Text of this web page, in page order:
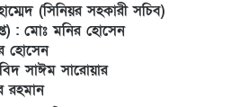
আহ্ম্মদ ওয়াক্ ফ এস্টেট লামকাইন
ব্যবস্থাপনা কমিটি গঠন:
পড়েছেন, সেই বিদ্যালয়েই এমপি
(সিনিয়র সহকারী সচিব)
: মোঃ মনির হোসেন
হোসেন
সাঈম সারোয়ার
রহমান